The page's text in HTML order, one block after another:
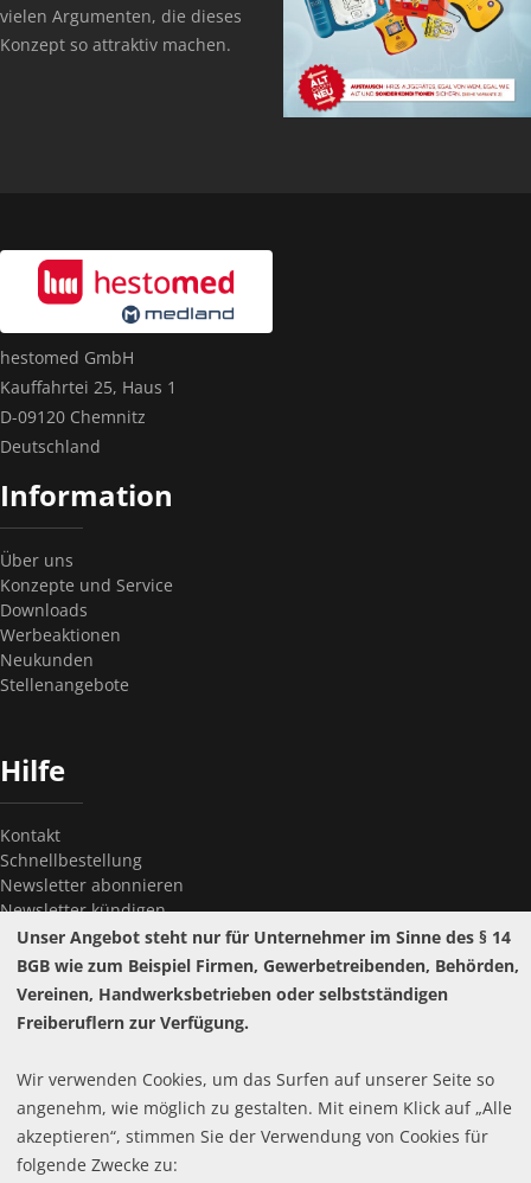
vielen Argumenten, die dieses
Konzept so attraktiv machen.
hestomed GmbH
Kauffahrtei 25, Haus 1
D-09120 Chemnitz
Deutschland
Information
Über uns
Konzepte und Service
Downloads
Werbeaktionen
Neukunden
Stellenangebote
Hilfe
Kontakt
Schnellbestellung
Newsletter abonnieren
Newsletter kündigen
Passwort vergessen?
Widerrufsrecht
Pflichttexte
Batteriehinweis
Cookie-Einstellungen
Copyright © hestomed GmbH 2026
Unser Angebot steht nur für Unternehmer im Sinne des § 14
BGB wie zum Beispiel Firmen, Gewerbetreibenden, Behörden,
Vereinen, Handwerksbetrieben oder selbstständigen
Freiberuflern zur Verfügung.
Wir verwenden Cookies, um das Surfen auf unserer Seite so
angenehm, wie möglich zu gestalten. Mit einem Klick auf „Alle
akzeptieren“, stimmen Sie der Verwendung von Cookies für
folgende Zwecke zu: